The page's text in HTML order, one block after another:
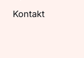
Kontakt